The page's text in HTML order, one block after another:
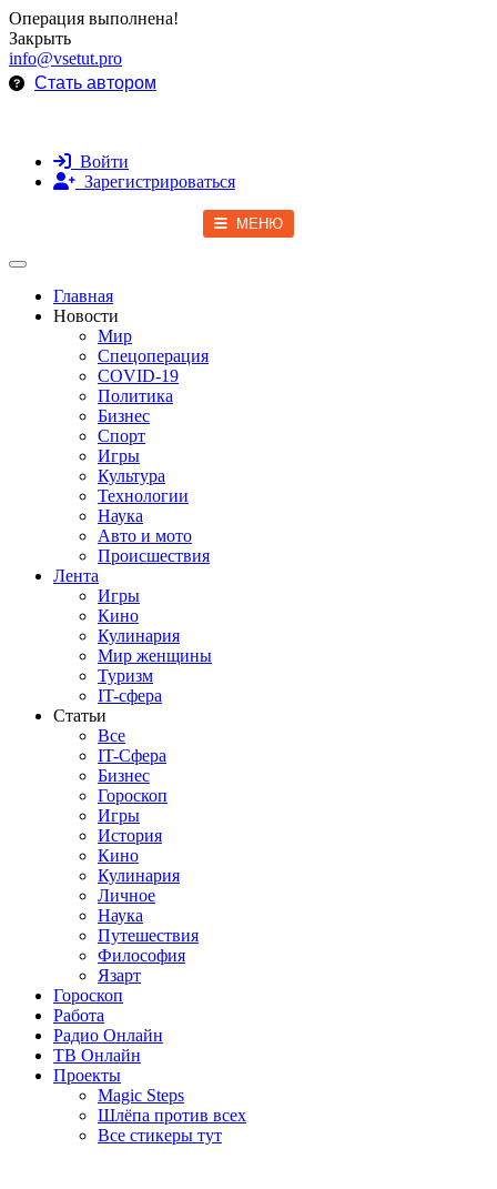
Операция выполнена!
Закрыть
info@vsetut.pro
Стать автором
Войти
Зарегистрироваться
МЕНЮ
Toggle navigation
Главная
Новости
Мир
Спецоперация
COVID-19
Политика
Бизнес
Спорт
Игры
Культура
Технологии
Наука
Авто и мото
Происшествия
Лента
Игры
Кино
Кулинария
Мир женщины
Туризм
IT-сфера
Статьи
Все
IT-Сфера
Бизнес
Гороскоп
Игры
История
Кино
Кулинария
Личное
Наука
Путешествия
Философия
Язарт
Гороскоп
Работа
Радио Онлайн
ТВ Онлайн
Проекты
Magic Steps
Шлёпа против всех
Все стикеры тут